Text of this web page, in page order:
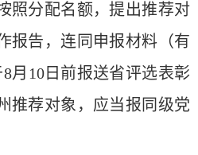
照分配名额，提出推荐对
报告，连同申报材料（有
月10日前报送省评选表彰
推荐对象，应当报同级党